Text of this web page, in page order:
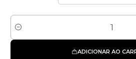
Quantidade
ADICIONAR AO